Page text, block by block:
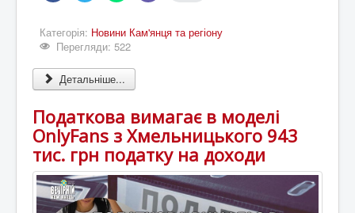
Категорія: Новини Кам'янця та регіону
Перегляди: 522
Детальніше...
Податкова вимагає в моделі
OnlyFans з Хмельницького 943
тис. грн податку на доходи